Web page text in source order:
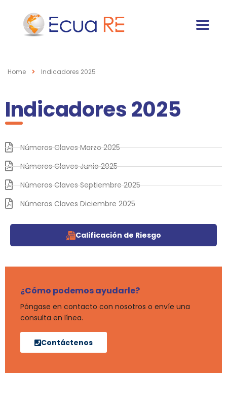
Home Indicadores 2025
Indicadores 2025
Números Claves Marzo 2025
Números Claves Junio 2025
Números Claves Septiembre 2025
Números Claves Diciembre 2025
Calificación de Riesgo
¿Cómo podemos ayudarle?
Póngase en contacto con nosotros o envíe una
consulta en línea.
Contáctenos